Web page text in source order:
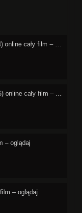
– oglądaj
– oglądaj